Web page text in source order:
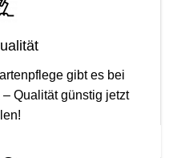
gibt es bei
Qualität günstig jetzt